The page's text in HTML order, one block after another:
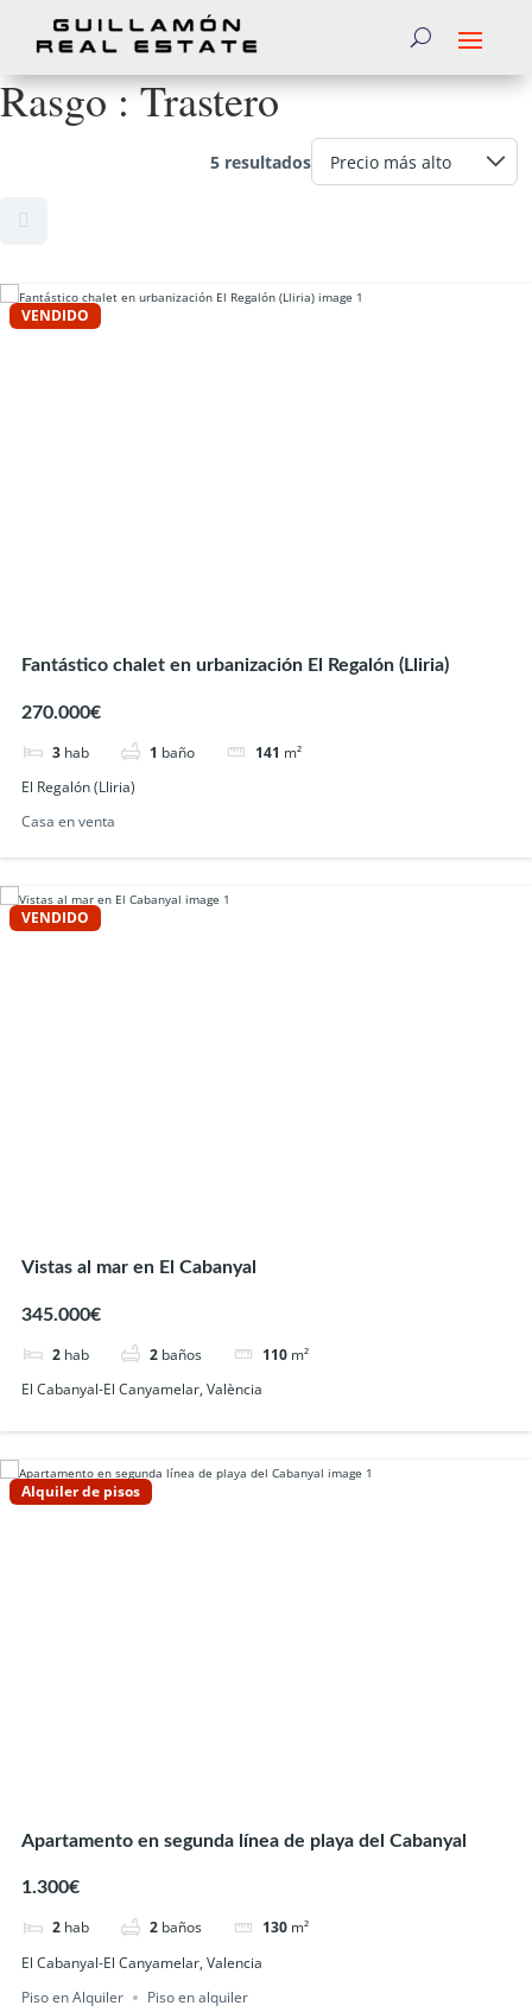
Rasgo :Trastero
5 resultados
VENDIDO
Fantástico chalet en urbanización El Regalón (Lliria)
270.000€
3 hab 1 baño 141 m²
El Regalón (Lliria)
Casa en venta
VENDIDO
Vistas al mar en El Cabanyal
345.000€
2 hab 2 baños 110 m²
El Cabanyal-El Canyamelar, València
Alquiler de pisos
Apartamento en segunda línea de playa del Cabanyal
1.300€
2 hab 2 baños 130 m²
El Cabanyal-El Canyamelar, Valencia
Piso en Alquiler
Piso en alquiler